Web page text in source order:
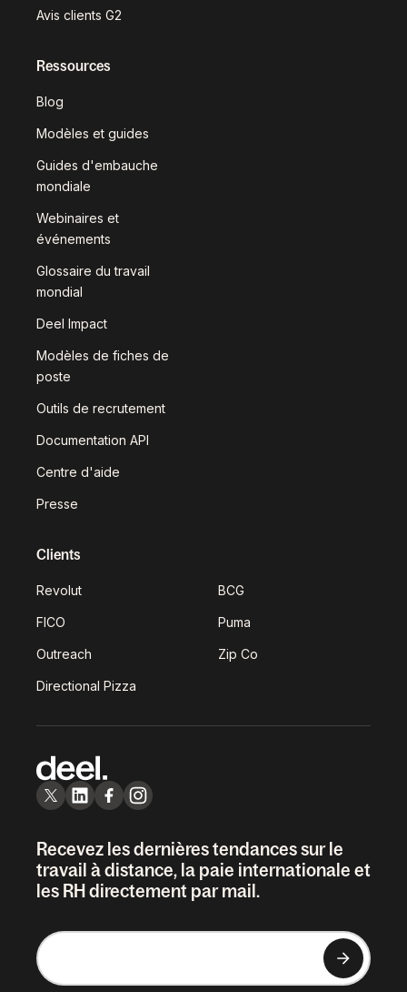
Avis clients G2
Ressources
Blog
Modèles et guides
Guides d'embauche
mondiale
Webinaires et
événements
Glossaire du travail
mondial
Deel Impact
Modèles de fiches de
poste
Outils de recrutement
Documentation API
Centre d'aide
Presse
Clients
Revolut BCG
FICO Puma
Outreach Zip Co
Directional Pizza
Recevez les dernières tendances sur le
travail à distance, la paie internationale et
les RH directement par mail.